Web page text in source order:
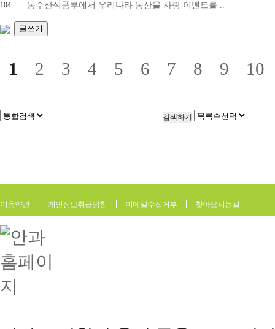
104 농수산식품부에서 우리나라 농산물 사랑 이벤트를 ..
글쓰기
1 2 3 4 5 6 7 8 9 10
이용약관 개인정보취급방침 이메일수집거부 찾아오시는길